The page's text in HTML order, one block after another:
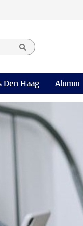
Den Haag Alumni